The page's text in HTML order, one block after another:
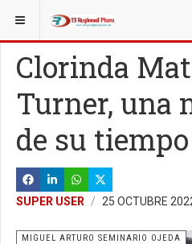
ESTÁ AQUÍ: COLUMNISTAS
Clorinda
Turner, una
de su tiempo
SUPER USER 25 OCTUBRE
MIGUEL ARTURO SEMINARIO OJEDA